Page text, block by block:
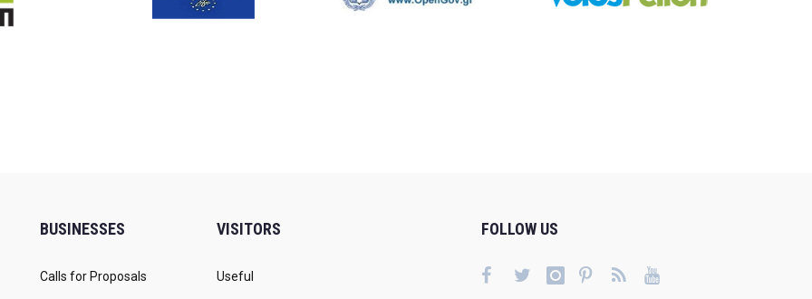
BUSINESSES
Calls for Proposals
VISITORS
Useful
FOLLOW US